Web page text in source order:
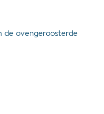
de ovengeroosterde